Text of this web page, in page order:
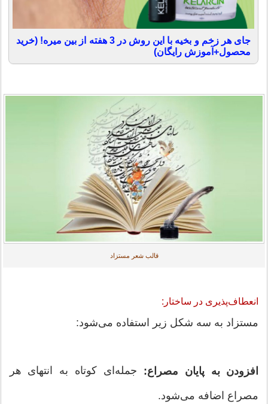
جای هر زخم و بخیه با این روش در 3 هفته از بین میره! (خرید
محصول+آموزش رایگان)
قالب شعر مستزاد
انعطاف‌پذیری در ساختار:
مستزاد به سه شکل زیر استفاده می‌شود:
افزودن به پایان مصراع: جمله‌ای کوتاه به انتهای هر
مصراع اضافه می‌شود.